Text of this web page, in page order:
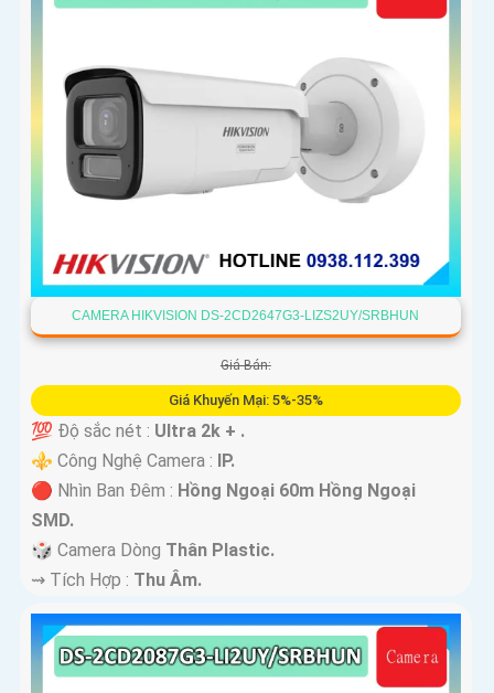
CAMERA HIKVISION DS-2CD2647G3-LIZS2UY/SRBHUN
Giá Bán:
Giá Khuyến Mại: 5%-35%
💯 Độ sắc nét : Ultra 2k + .
⚜️ Công Nghệ Camera : IP.
🔴 Nhìn Ban Đêm : Hồng Ngoại 60m Hồng Ngoại
SMD.
🎲 Camera Dòng Thân Plastic.
️⇝ Tích Hợp : Thu Âm.